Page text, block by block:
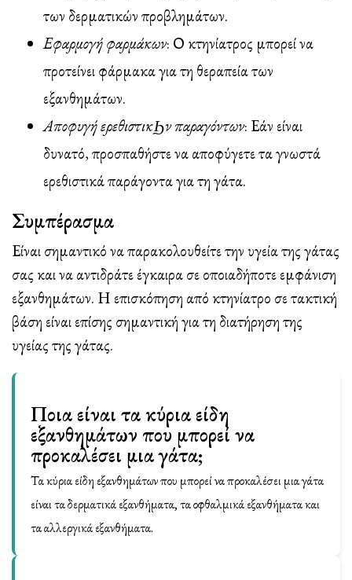
των δερματικών προβλημάτων.
Εφαρμογή φαρμάκων: Ο κτηνίατρος μπορεί να
προτείνει φάρμακα για τη θεραπεία των
εξανθημάτων.
Αποφυγή ερεθιστικϦν παραγόντων: Εάν είναι
δυνατό, προσπαθήστε να αποφύγετε τα γνωστά
ερεθιστικά παράγοντα για τη γάτα.
Συμπέρασμα
Είναι σημαντικό να παρακολουθείτε την υγεία της γάτας
σας και να αντιδράτε έγκαιρα σε οποιαδήποτε εμφάνιση
εξανθημάτων. Η επισκόπηση από κτηνίατρο σε τακτική
βάση είναι επίσης σημαντική για τη διατήρηση της
υγείας της γάτας.
Ποια είναι τα κύρια είδη
εξανθημάτων που μπορεί να
προκαλέσει μια γάτα;
Τα κύρια είδη εξανθημάτων που μπορεί να προκαλέσει μια γάτα
είναι τα δερματικά εξανθήματα, τα οφθαλμικά εξανθήματα και
τα αλλεργικά εξανθήματα.